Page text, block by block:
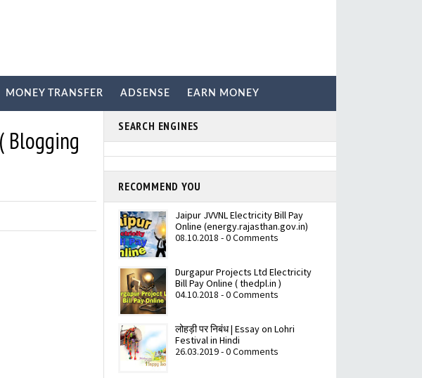
MONEY TRANSFER ADSENSE EARN MONEY
Blogging
SEARCH ENGINES
RECOMMEND YOU
Jaipur JVVNL Electricity Bill Pay
Online (energy.rajasthan.gov.in)
08.10.2018 - 0 Comments
Durgapur Projects Ltd Electricity
Bill Pay Online ( thedpl.in )
04.10.2018 - 0 Comments
लोहड़ी पर निबंध | Essay on Lohri
Festival in Hindi
26.03.2019 - 0 Comments